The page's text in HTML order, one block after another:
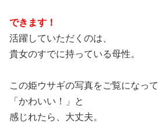
できます！
活躍していただくのは、
貴女のすでに持っている母性。
この姫ウサギの写真をご覧になって
「かわいい！」と
感じれたら、大丈夫。